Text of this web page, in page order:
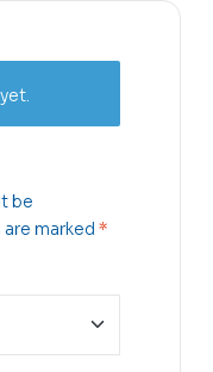
be
marked *